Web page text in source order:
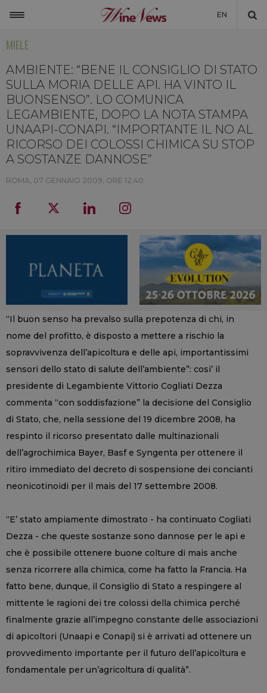
EN
MONDO
NON SOLO VINO
NEWSLETTER
DICONO DI NOI
WINENEWS TV
MIELE
AMBIENTE: “BENE IL CONSIGLIO DI STATO
SULLA MORIA DELLE API. HA VINTO IL
BUONSENSO”. LO COMUNICA
LEGAMBIENTE, DOPO LA NOTA STAMPA
UNAAPI-CONAPI. “IMPORTANTE IL NO AL
RICORSO DEI COLOSSI CHIMICA SU STOP
A SOSTANZE DANNOSE”
ROMA, 07 GENNAIO 2009, ORE 12:40
“Il buon senso ha prevalso sulla prepotenza di chi, in
nome del profitto, è disposto a mettere a rischio la
sopravvivenza dell’apicoltura e delle api, importantissimi
sensori dello stato di salute dell’ambiente”: cosi’ il
presidente di Legambiente Vittorio Cogliati Dezza
commenta “con soddisfazione” la decisione del Consiglio
di Stato, che, nella sessione del 19 dicembre 2008, ha
respinto il ricorso presentato dalle multinazionali
dell’agrochimica Bayer, Basf e Syngenta per ottenere il
ritiro immediato del decreto di sospensione dei concianti
neonicotinoidi per il mais del 17 settembre 2008.
“E’ stato ampiamente dimostrato - ha continuato Cogliati
Dezza - che queste sostanze sono dannose per le api e
che è possibile ottenere buone colture di mais anche
senza ricorrere alla chimica, come ha fatto la Francia. Ha
fatto bene, dunque, il Consiglio di Stato a respingere al
mittente le ragioni dei tre colossi della chimica perché
finalmente grazie all’impegno constante delle associazioni
di apicoltori (Unaapi e Conapi) si è arrivati ad ottenere un
provvedimento importante per il futuro dell’apicoltura e
fondamentale per un’agricoltura di qualità”.